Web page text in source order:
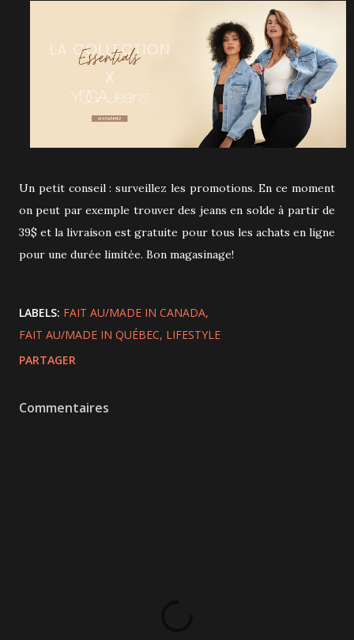
Un petit conseil : surveillez les promotions. En ce moment
on peut par exemple trouver des jeans en solde à partir de
39$ et la livraison est gratuite pour tous les achats en ligne
pour une durée limitée. Bon magasinage!
LABELS: FAIT AU/MADE IN CANADA
FAIT AU/MADE IN QUÉBEC LIFESTYLE
PARTAGER
Commentaires